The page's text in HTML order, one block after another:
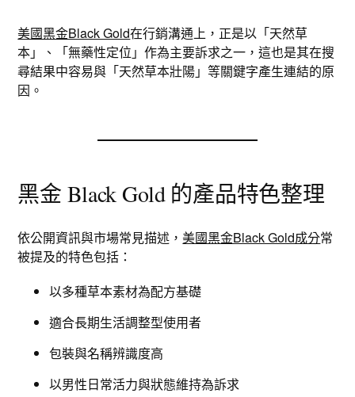
美國黑金Black Gold在行銷溝通上，正是以「天然草
本」、「無藥性定位」作為主要訴求之一，這也是其在搜
尋結果中容易與「天然草本壯陽」等關鍵字產生連結的原
因。
黑金 Black Gold 的產品特色整理
依公開資訊與市場常見描述，美國黑金Black Gold成分常
被提及的特色包括：
以多種草本素材為配方基礎
適合長期生活調整型使用者
包裝與名稱辨識度高
以男性日常活力與狀態維持為訴求